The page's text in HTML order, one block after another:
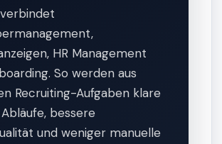
HR Management
So werden aus
Recruiting-Aufgaben klare
bessere
und weniger manuelle